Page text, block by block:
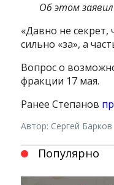
Об этом
«Давно не секрет,
сильно «за», а
Вопрос о
фракции 17 мая.
Ранее Степанов
Автор: Сергей Барков
Популярно